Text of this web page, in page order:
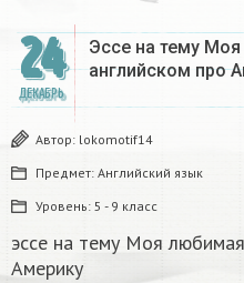
24
ДЕКАБРЬ
Эссе на тему
английском про
Автор: lokomotif14
Предмет: Английский язык
Уровень: 5 - 9 класс
эссе на тему Моя
Америку​